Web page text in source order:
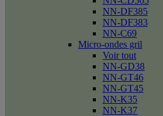
NN-DF385
NN-DF383
NN-C69
Micro-ondes gril
Voir tout
NN-GD38
NN-GT46
NN-GT45
NN-K35
NN-K37